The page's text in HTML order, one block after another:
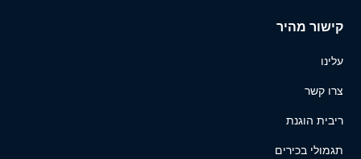
קישור מהיר
עלינו
צרו קשר
ריבית הוגנת
תגמולי בכירים